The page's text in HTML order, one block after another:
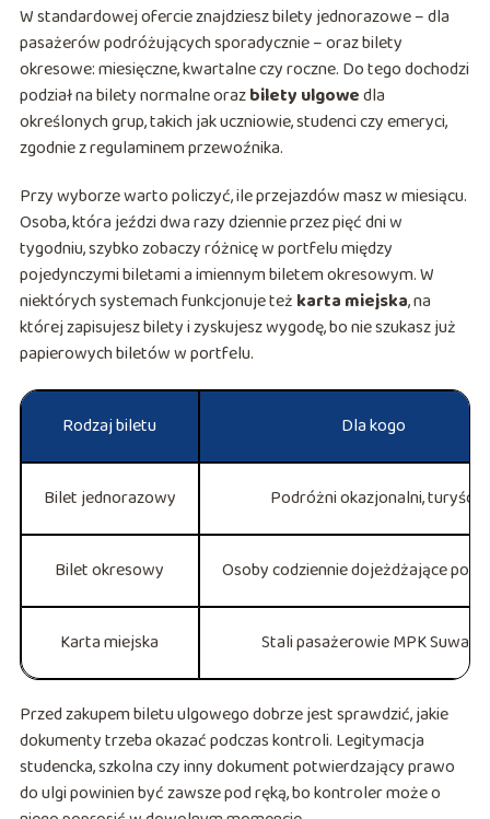
W standardowej ofercie znajdziesz bilety jednorazowe – dla
pasażerów podróżujących sporadycznie – oraz bilety
okresowe: miesięczne, kwartalne czy roczne. Do tego dochodzi
podział na bilety normalne orazbilety ulgowedla
określonych grup, takich jak uczniowie, studenci czy emeryci,
zgodnie z regulaminem przewoźnika.
Przy wyborze warto policzyć, ile przejazdów masz w miesiącu.
Osoba, która jeździ dwa razy dziennie przez pięć dni w
tygodniu, szybko zobaczy różnicę w portfelu między
pojedynczymi biletami a imiennym biletem okresowym. W
niektórych systemach funkcjonuje też karta miejska, na
której zapisujesz bilety i zyskujesz wygodę, bo nie szukasz już
papierowych biletów w portfelu.
Rodzaj biletu Dla kogo
Bilet jednorazowy Podróżni okazjonalni, turyści
Bilet okresowy Osoby codziennie dojeżdżające po
Karta miejska Stali pasażerowie MPK Suwałki
Przed zakupem biletu ulgowego dobrze jest sprawdzić, jakie
dokumenty trzeba okazać podczas kontroli. Legitymacja
studencka, szkolna czy inny dokument potwierdzający prawo
do ulgi powinien być zawsze pod ręką, bo kontroler może o